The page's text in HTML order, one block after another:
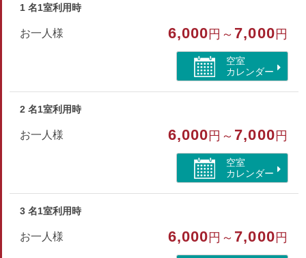
禁煙/インターネットができる部屋
1 名1室利用時
お一人様 6,000 円～ 7,000 円
空室
カレンダー
2 名1室利用時
お一人様 6,000 円～ 7,000 円
空室
カレンダー
3 名1室利用時
お一人様 6,000 円～ 7,000 円